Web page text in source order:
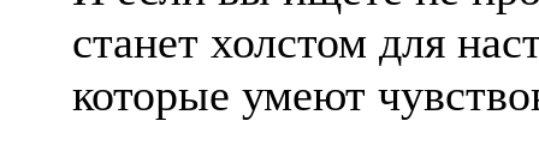
станет холстом для
которые умеют